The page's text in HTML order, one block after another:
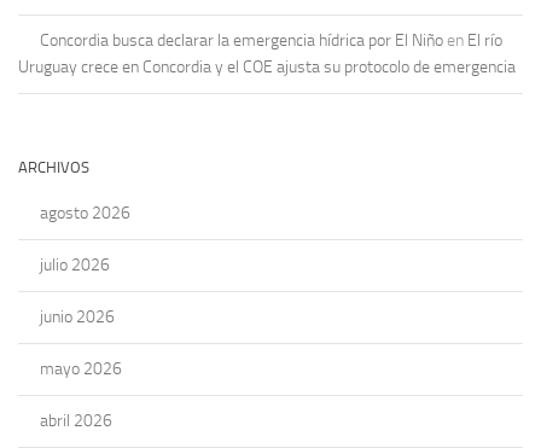
Concordia busca declarar la emergencia hídrica por El Niño en El río
Uruguay crece en Concordia y el COE ajusta su protocolo de emergencia
ARCHIVOS
agosto 2026
julio 2026
junio 2026
mayo 2026
abril 2026